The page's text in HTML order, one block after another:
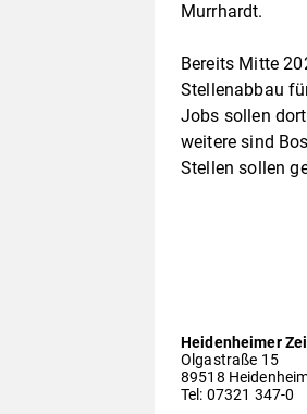
Murrhardt.
Bereits Mitte
Stellenabbau
Jobs sollen
weitere sind
Stellen sollen
Heidenheimer
Olgastraße 15
89518
Tel: 07321 347-0